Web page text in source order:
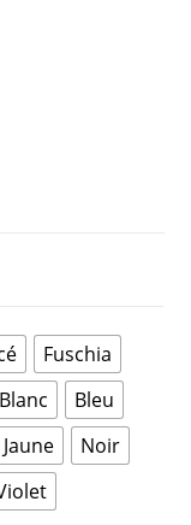
Fuschia
Blanc
Bleu
Jaune
Noir